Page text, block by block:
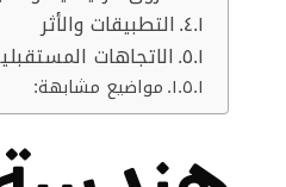
التطبيقات والأثر
الاتجاهات
مواضيع مشابهة: